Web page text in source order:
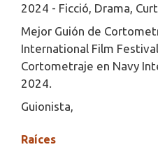
2024 - Ficció, Drama,
Mejor Guión de
International Film
Cortometraje en Navy
2024.
Guionista,
Raíces